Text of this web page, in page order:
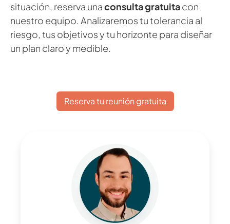
situación, reserva unaconsulta gratuitacon
nuestro equipo. Analizaremos tu tolerancia al
riesgo, tus objetivos y tu horizonte para diseñar
un plan claro y medible.
Reserva tu reunión gratuita